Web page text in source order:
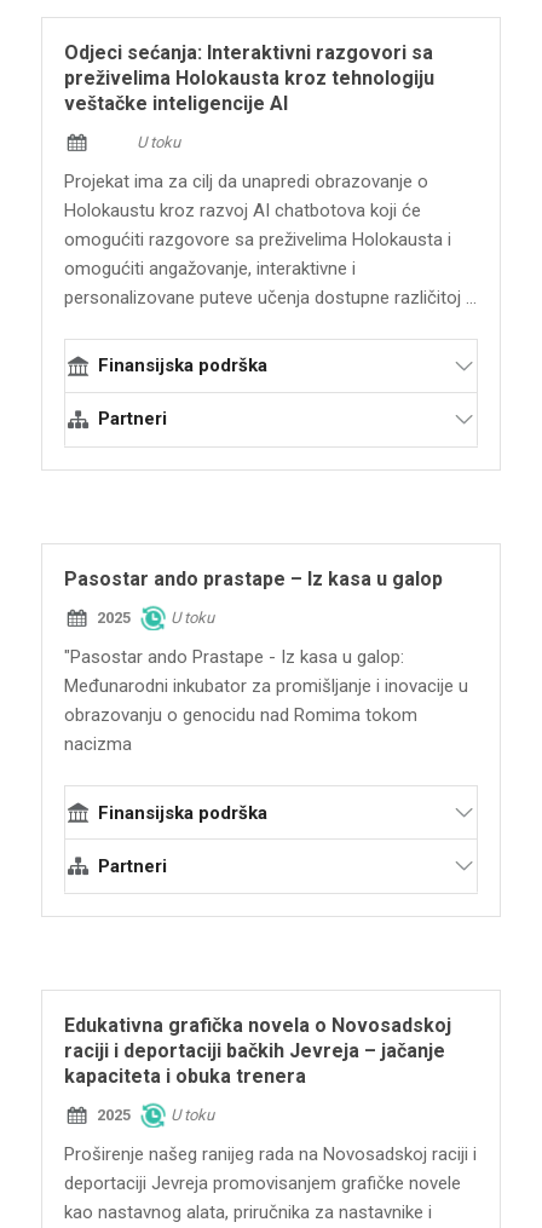
promociju jevrejske kulture i nasleđa
Pokret za borbu protiv antisemitizma
Odjeci sećanja: Interaktivni razgovori sa
preživelima Holokausta kroz tehnologiju
veštačke inteligencije AI
U toku
Projekat ima za cilj da unapredi obrazovanje o
Holokaustu kroz razvoj AI chatbotova koji će
omogućiti razgovore sa preživelima Holokausta i
omogućiti angažovanje, interaktivne i
personalizovane puteve učenja dostupne različitoj ...
Finansijska podrška
Partneri
Pasostar ando prastape – Iz kasa u galop
2025 U toku
"Pasostar ando Prastape - Iz kasa u galop:
Međunarodni inkubator za promišljanje i inovacije u
obrazovanju o genocidu nad Romima tokom
nacizma
Finansijska podrška
Međunarodna alijansa za sećanje na
EVZ Fondacija "Sećanje, odgovornost i
Partneri
TENET Centar za društvene transformacije
Edukativna grafička novela o Novosadskoj
raciji i deportaciji bačkih Jevreja – jačanje
kapaciteta i obuka trenera
2025 U toku
Proširenje našeg ranijeg rada na Novosadskoj raciji i
deportaciji Jevreja promovisanjem grafičke novele
kao nastavnog alata, priručnika za nastavnike i